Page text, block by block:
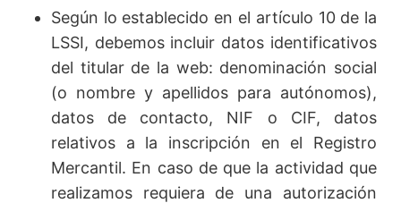
Según lo establecido en el artículo 10 de la
LSSI, debemos incluir datos identificativos
del titular de la web: denominación social
(o nombre y apellidos para autónomos),
datos de contacto, NIF o CIF, datos
relativos a la inscripción en el Registro
Mercantil. En caso de que la actividad que
realizamos requiera de una autorización